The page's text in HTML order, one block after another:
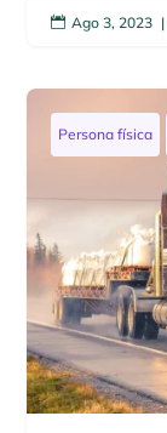
 Ago 3, 2023 |
Persona física